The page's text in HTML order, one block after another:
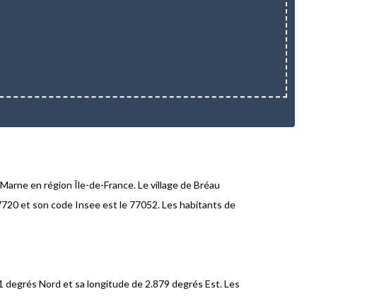
en région Île-de-France. Le village de Bréau
et son code Insee est le 77052. Les habitants de
Nord et sa longitude de 2.879 degrés Est. Les